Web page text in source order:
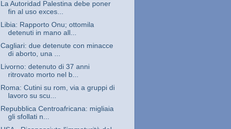
La Autoridad Palestina debe poner
fin al uso exces...
Libia: Rapporto Onu; ottomila
detenuti in mano all...
Cagliari: due detenute con minacce
di aborto, una ...
Livorno: detenuto di 37 anni
ritrovato morto nel b...
Roma: Cutini su rom, via a gruppi di
lavoro su scu...
Repubblica Centroafricana: migliaia
gli sfollati n...